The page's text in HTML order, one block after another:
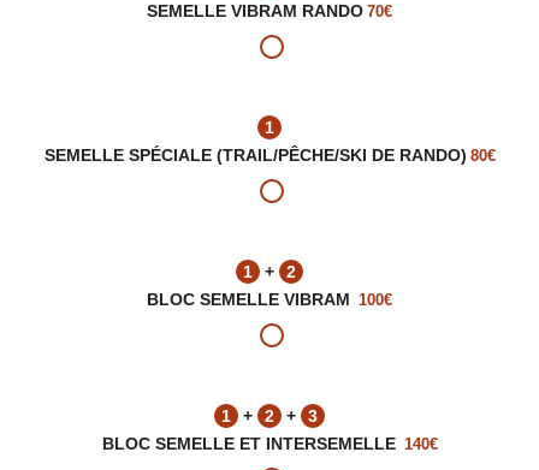
SEMELLE VIBRAM RANDO 70€
1
SEMELLE SPÉCIALE (TRAIL/PÊCHE/SKI DE RANDO) 80€
1 +
2
BLOC SEMELLE VIBRAM 100€
1 + 2 +
3
BLOC SEMELLE ET INTERSEMELLE 140€